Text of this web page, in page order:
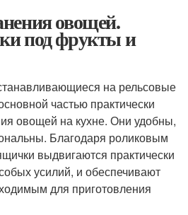
овощей.
под фрукты и
на рельсовые
частью практически
овощей на кухне. Они удобны,
Благодаря роликовым
выдвигаются практически
усилий, и обеспечивают
для приготовления